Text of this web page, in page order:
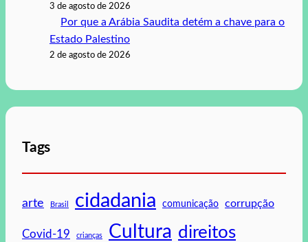
3 de agosto de 2026
Por que a Arábia Saudita detém a chave para o
Estado Palestino
2 de agosto de 2026
Tags
arte Brasil cidadania comunicação corrupção
Covid-19 crianças Cultura direitos